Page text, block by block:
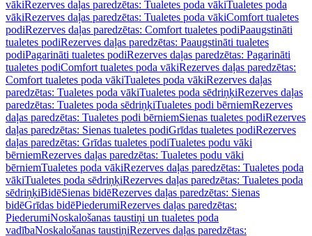
vākiRezerves daļas paredzētas: Tualetes poda vākiTualetes poda
vākiRezerves daļas paredzētas: Tualetes poda vākiComfort tualetes
podiRezerves daļas paredzētas: Comfort tualetes podiPaaugstināti
tualetes podiRezerves daļas paredzētas: Paaugstināti tualetes
podiPagarināti tualetes podiRezerves daļas paredzētas: Pagarināti
tualetes podiComfort tualetes poda vākiRezerves daļas paredzētas:
Comfort tualetes poda vākiTualetes poda vākiRezerves daļas
paredzētas: Tualetes poda vākiTualetes poda sēdriņķiRezerves daļas
paredzētas: Tualetes poda sēdriņķiTualetes podi bērniemRezerves
daļas paredzētas: Tualetes podi bērniemSienas tualetes podiRezerves
daļas paredzētas: Sienas tualetes podiGrīdas tualetes podiRezerves
daļas paredzētas: Grīdas tualetes podiTualetes podu vāki
bērniemRezerves daļas paredzētas: Tualetes podu vāki
bērniemTualetes poda vākiRezerves daļas paredzētas: Tualetes poda
vākiTualetes poda sēdriņķiRezerves daļas paredzētas: Tualetes poda
sēdriņķiBidēSienas bidēRezerves daļas paredzētas: Sienas
bidēGrīdas bidēPiederumiRezerves daļas paredzētas:
PiederumiNoskalošanas taustiņi un tualetes poda
vadībaNoskalošanas taustiņiRezerves daļas paredzētas: